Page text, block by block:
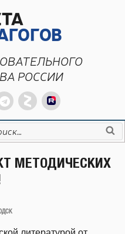
РОССИИ
МЕТОДИЧЕСКИХ